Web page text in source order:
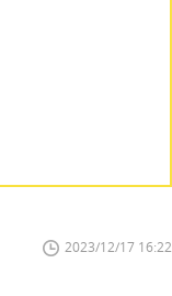
2023/12/17 16:22